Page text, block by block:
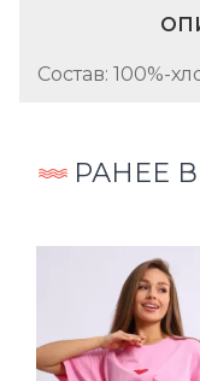
Состав: 100%-
РАНЕЕ